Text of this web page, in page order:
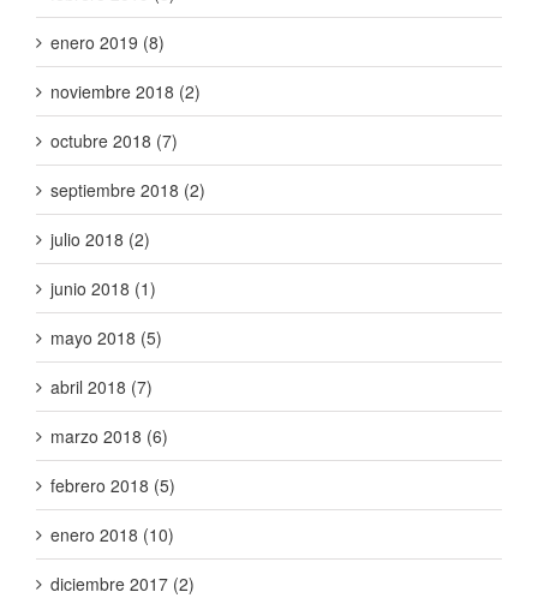
enero 2019 (8)
noviembre 2018 (2)
octubre 2018 (7)
septiembre 2018 (2)
julio 2018 (2)
junio 2018 (1)
mayo 2018 (5)
abril 2018 (7)
marzo 2018 (6)
febrero 2018 (5)
enero 2018 (10)
diciembre 2017 (2)